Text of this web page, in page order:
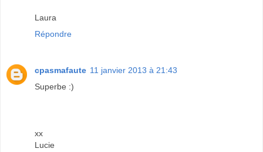
Laura
Répondre
cpasmafaute 11 janvier 2013 à 21:43
Superbe :)
xx
Lucie